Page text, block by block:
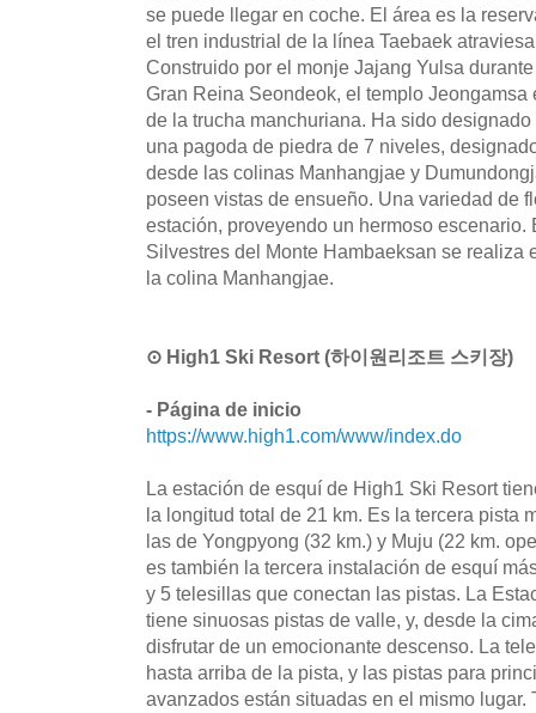
se puede llegar en coche. El área es la
el tren industrial de la línea Taebaek
Construido por el monje Jajang Yulsa
Gran Reina Seondeok, el templo Jeongamsa
de la trucha manchuriana. Ha sido
una pagoda de piedra de 7 niveles,
desde las colinas Manhangjae y
poseen vistas de ensueño. Una variedad de
estación, proveyendo un hermoso escenario.
Silvestres del Monte Hambaeksan se realiza
la colina Manhangjae.
⊙ High1 Ski Resort (하이원리조트 스키장)
- Página de inicio
https://www.high1.com/www/index.do
La estación de esquí de High1 Ski Resort
la longitud total de 21 km. Es la tercera pista
las de Yongpyong (32 km.) y Muju (22 km.
es también la tercera instalación de esquí
y 5 telesillas que conectan las pistas. La
tiene sinuosas pistas de valle, y, desde la
disfrutar de un emocionante descenso. La
hasta arriba de la pista, y las pistas para
avanzados están situadas en el mismo lugar.